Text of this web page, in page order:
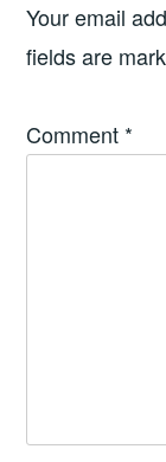
Your email
fields are
Comment *